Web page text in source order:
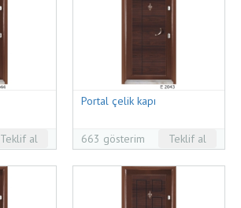
Teklif al
Portal çelik kapı
663 gösterim Teklif al